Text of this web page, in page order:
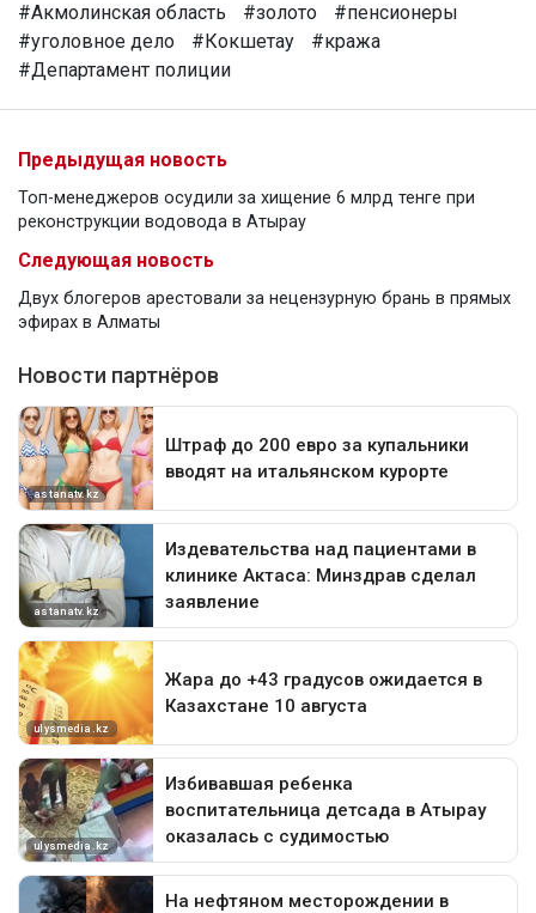
#Акмолинская область #золото
#пенсионеры
#уголовное дело
#Кокшетау
#кража
#Департамент полиции
Предыдущая новость
Топ-менеджеров осудили за хищение 6 млрд тенге при
реконструкции водовода в Атырау
Следующая новость
Двух блогеров арестовали за нецензурную брань в прямых
эфирах в Алматы